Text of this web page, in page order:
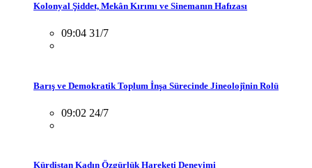
Kolonyal Şiddet, Mekân Kırımı ve Sinemanın Hafızası
09:04 31/7
Barış ve Demokratik Toplum İnşa Sürecinde Jineolojînin Rolü
09:02 24/7
Kürdistan Kadın Özgürlük Hareketi Deneyimi